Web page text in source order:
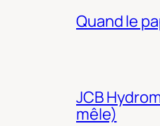
Quand le
JCB
mêle)